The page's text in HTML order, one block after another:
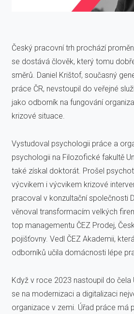
Český pracovní trh prochází
se dostává člověk, který tomu
směrů. Daniel Krištof, současný
práce ČR, nevstoupil do veřejné
jako odborník na fungování
krizové situace.
Vystudoval psychologii práce a
psychologii na Filozofické fakultě
také získal doktorát. Prošel
výcvikem i výcvikem krizové
pracoval v konzultační společnosti
věnoval transformacím velkých
top managementu ČEZ Prodej,
pojišťovny. Vedl ČEZ Akademii,
odborníků učila domácnosti lépe
Když v roce 2023 nastoupil do čela
se na modernizaci a digitalizaci
organizace v zemi. Úřad práce má